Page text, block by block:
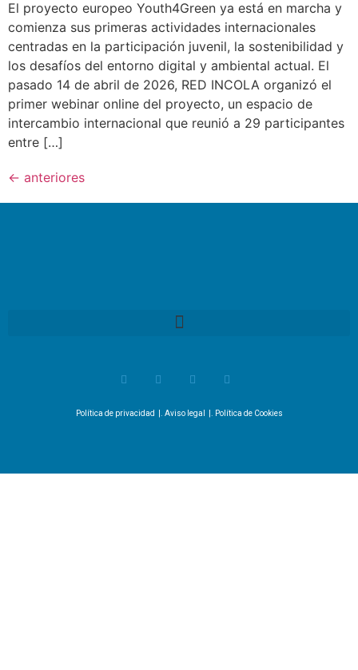
El proyecto europeo Youth4Green ya está en marcha y
comienza sus primeras actividades internacionales
centradas en la participación juvenil, la sostenibilidad y
los desafíos del entorno digital y ambiental actual. El
pasado 14 de abril de 2026, RED INCOLA organizó el
primer webinar online del proyecto, un espacio de
intercambio internacional que reunió a 29 participantes
entre […]
← anteriores
Política de privacidad Aviso legal Política de Cookies